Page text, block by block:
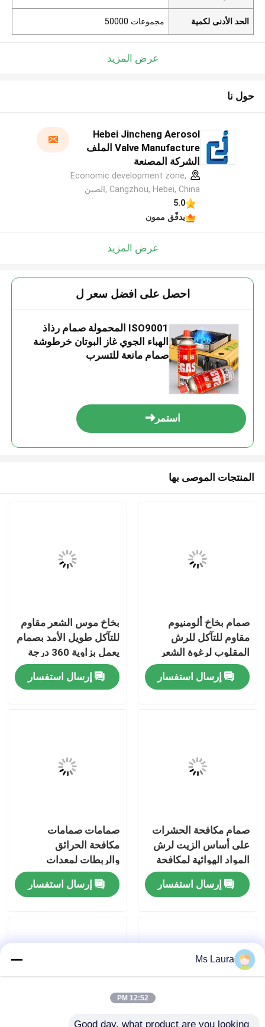
مسكن
أشرطة فيديو
جولة في المعمل
مراقبة الجودة
أخبار
صمام غاز البوتان
الحد الأدنى لكمية مجموعات 50000
عرض المزيد
حول نا
Hebei Jincheng Aerosol
Valve Manufacture الملف
الشركة المصنعة
Economic development zone,
Cangzhou, Hebei, China ,الصين
5.0
يدقّق ممون
عرض المزيد
احصل على افضل سعر ل
ISO9001 المحمولة صمام رذاذ
الهباء الجوي غاز البوتان خرطوشة
صمام مانعة للتسرب
استمر
المنتجات الموصى بها
صمام بخاخ ألومنيوم
مقاوم للتآكل للرش
المقلوب لرغوة الشعر
ورغوة التصفيف
إرسال استفسار
بخاخ موس الشعر مقاوم
للتآكل طويل الأمد بصمام
يعمل بزاوية 360 درجة
لتوزيع رغوة غنية
إرسال استفسار
صمام مكافحة الحشرات
على أساس الزيت لرش
المواد الهوائية لمكافحة
الآفات ، مكون التوزيع
الدقيق لتطبيقات مكافحة
إرسال استفسار
صمامات صمامات
مكافحة الحرائق
والربطات لمعدات
السلامة الصناعية،
مكونات اتصال الضغط
إرسال استفسار
Ms Laura
12:52 PM
Good day, what product are you looking